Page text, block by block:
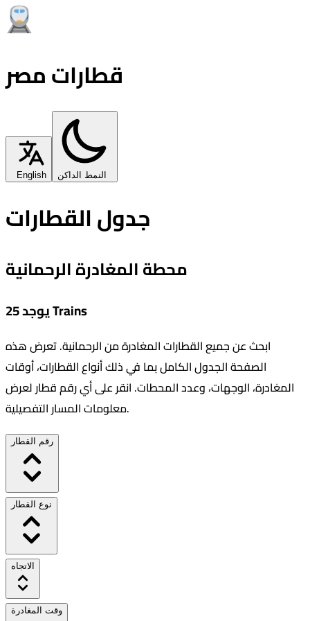
قطارات مصر
English النمط الداكن
جدول القطارات
محطة المغادرة الرحمانية
يوجد 25 Trains
ابحث عن جميع القطارات المغادرة منالرحمانية.تعرض هذه
الصفحة الجدول الكامل بما في ذلك أنواع القطارات، أوقات
المغادرة، الوجهات، وعدد المحطات. انقر على أي رقم قطار لعرض
معلومات المسار التفصيلية.
رقم القطار
نوع القطار
الاتجاه
وقت المغادرة